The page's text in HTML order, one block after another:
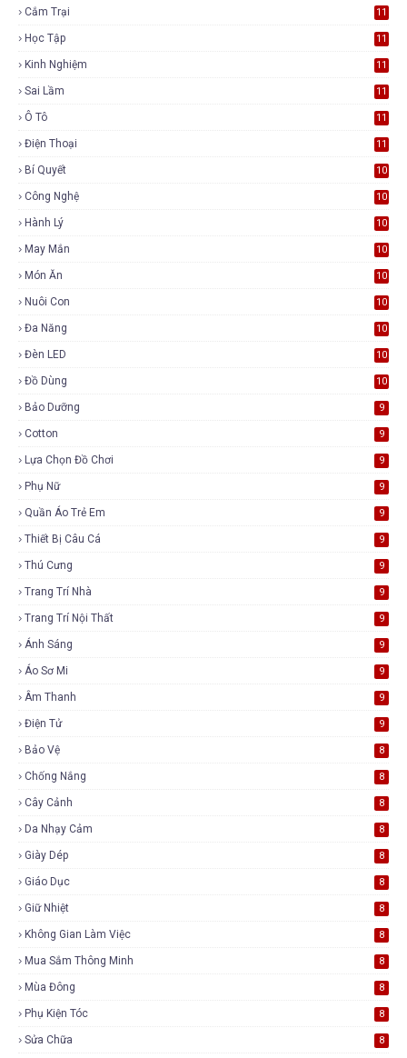
Cắm Trại 11
Học Tập 11
Kinh Nghiệm 11
Sai Lầm 11
Ô Tô 11
Điện Thoại 11
Bí Quyết 10
Công Nghệ 10
Hành Lý 10
May Mắn 10
Món Ăn 10
Nuôi Con 10
Đa Năng 10
Đèn LED 10
Đồ Dùng 10
Bảo Dưỡng 9
Cotton 9
Lựa Chọn Đồ Chơi 9
Phụ Nữ 9
Quần Áo Trẻ Em 9
Thiết Bị Câu Cá 9
Thú Cưng 9
Trang Trí Nhà 9
Trang Trí Nội Thất 9
Ánh Sáng 9
Áo Sơ Mi 9
Âm Thanh 9
Điện Tử 9
Bảo Vệ 8
Chống Nắng 8
Cây Cảnh 8
Da Nhạy Cảm 8
Giày Dép 8
Giáo Dục 8
Giữ Nhiệt 8
Không Gian Làm Việc 8
Mua Sắm Thông Minh 8
Mùa Đông 8
Phụ Kiện Tóc 8
Sửa Chữa 8